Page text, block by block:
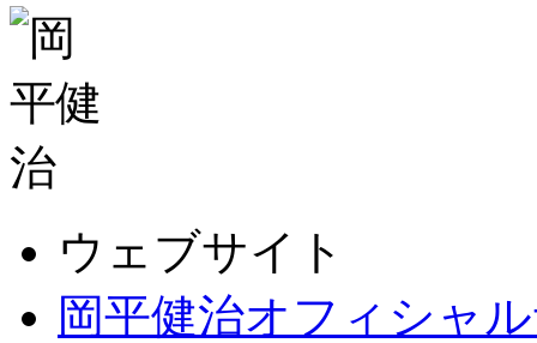
ウェブサイト
岡平健治オフィシャ